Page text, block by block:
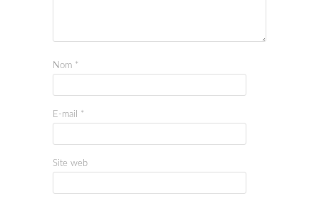
Nom *
E-mail *
Site web